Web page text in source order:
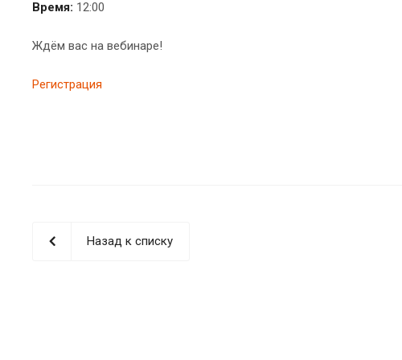
Время: 12:00
Ждём вас на вебинаре!
Регистрация
Назад к списку